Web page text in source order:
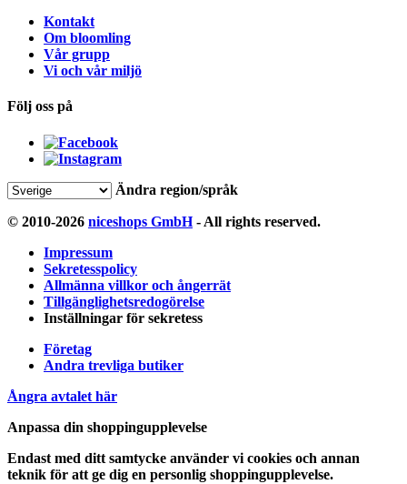
Kontakt
Om bloomling
Vår grupp
Vi och vår miljö
Följ oss på
Ändra region/språk
© 2010-2026 niceshops GmbH- All rights reserved.
Impressum
Sekretesspolicy
Allmänna villkor och ångerrät
Tillgänglighetsredogörelse
Inställningar för sekretess
Företag
Andra trevliga butiker
Ångra avtalet här
Anpassa din shoppingupplevelse
Endast med ditt samtycke använder vi cookies och annan
teknik för att ge dig en personlig shoppingupplevelse.